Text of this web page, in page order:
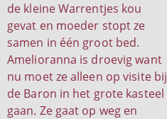
de kleine Warrentjes kou
gevat en moeder stopt ze
samen in één groot bed.
Amelioranna is droevig want
nu moet ze alleen op visite bij
de Baron in het grote kasteel
gaan. Ze gaat op weg en